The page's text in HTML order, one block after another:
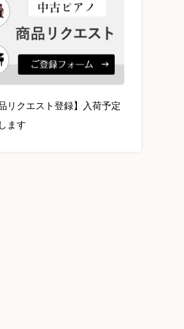
リクエスト登録】入荷予定
ます